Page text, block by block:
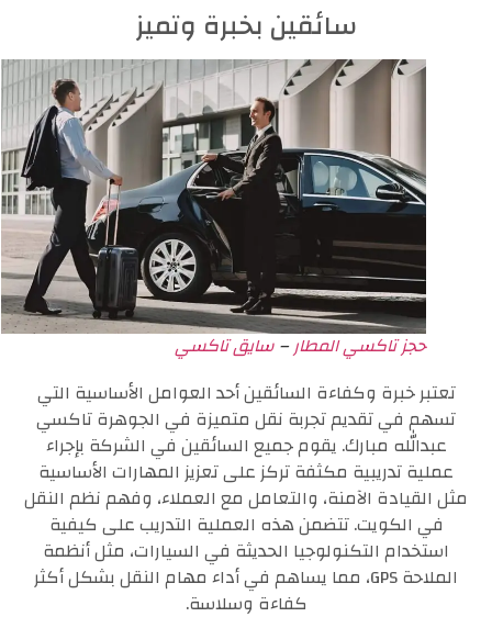
سائقين بخبرة وتميز
حجز تاكسي المطار–سايق تاكسي
تعتبر خبرة وكفاءة السائقين أحد العوامل الأساسية التي
تسهم في تقديم تجربة نقل متميزة في الجوهرة تاكسي
عبدالله مبارك. يقوم جميع السائقين في الشركة بإجراء
عملية تدريبية مكثفة تركز على تعزيز المهارات الأساسية
مثل القيادة الآمنة، والتعامل مع العملاء، وفهم نظم النقل
في الكويت. تتضمن هذه العملية التدريب على كيفية
استخدام التكنولوجيا الحديثة في السيارات، مثل أنظمة
الملاحة GPS، مما يساهم في أداء مهام النقل بشكل أكثر
كفاءة وسلاسة.